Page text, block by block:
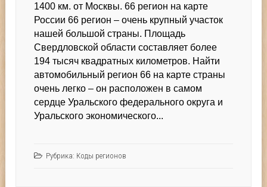
1400 км. от Москвы. 66 регион на карте
России 66 регион – очень крупный участок
нашей большой страны. Площадь
Свердловской области составляет более
194 тысяч квадратных километров. Найти
автомобильный регион 66 на карте страны
очень легко – он расположен в самом
сердце Уральского федерального округа и
Уральского экономического...
Рубрика: Коды регионов